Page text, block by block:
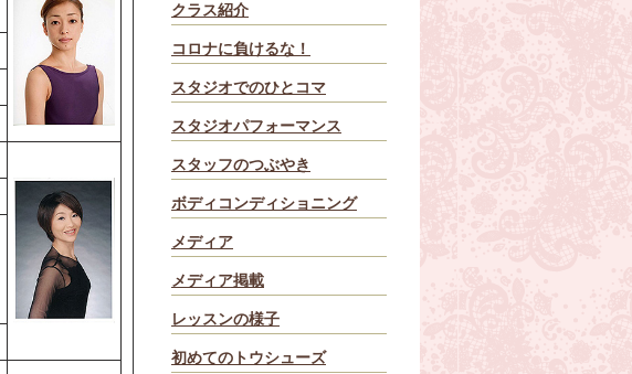
クラス紹介
コロナに負けるな！
スタジオでのひとコマ
スタジオパフォーマンス
スタッフのつぶやき
ボディコンディショニング
メディア
メディア掲載
レッスンの様子
初めてのトウシューズ